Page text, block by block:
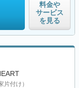
料金や
サービス
を見る
片付け）